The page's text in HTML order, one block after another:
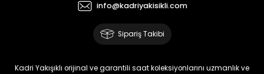
info@kadriyakisikli.com
Sipariş Takibi
Kadri Yakışıklı orijinal ve garantili saat koleksiyonlarını uzmanlık ve